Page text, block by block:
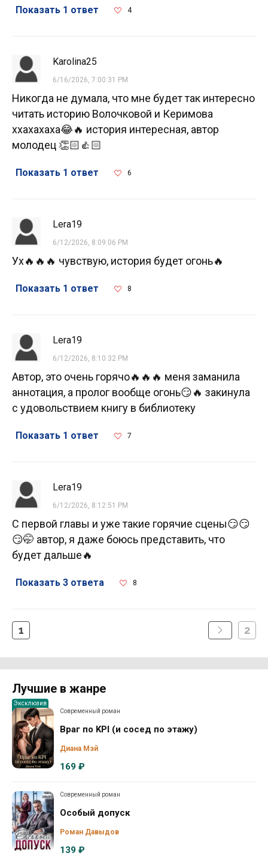
Показать 1 ответ 4
Karolina25
6/16/2026, 7:00:31 PM
Никогда не думала, что мне будет так интересно
читать историю Волочковой и Керимова
ххахахаха😂🔥 история интересная, автор
молодец 👏🏻👍🏻
Показать 1 ответ 6
Lera19
6/12/2026, 8:09:06 PM
Ух🔥🔥🔥 чувствую, история будет огонь🔥
Показать 1 ответ 8
Lera19
6/12/2026, 8:10:32 PM
Автор, это очень горячо🔥🔥🔥 меня заманила
аннотация, а пролог вообще огонь😏🔥 закинула
с удовольствием книгу в библиотеку
Показать 1 ответ 7
Lera19
6/12/2026, 8:12:51 PM
С первой главы и уже такие горячие сцены😏😏
😏🤭 автор, я даже боюсь представить, что
будет дальше🔥
Показать 3 ответа 8
1 2
Лучшие в жанре
Эксклюзив
Современный роман
Враг по KPI (и сосед по этажу)
Диана Мэй
169 ₽
Современный роман
Особый допуск
Роман Давыдов
139 ₽